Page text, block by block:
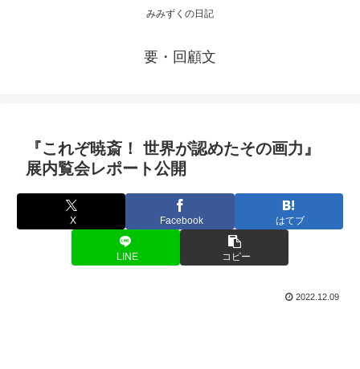
みみずくの日記
要・回顧文
『これぞ暁斎！ 世界が認めたその画力』
展内覧会レポート公開
X Facebook はてブ
LINE コピー
2022.12.09